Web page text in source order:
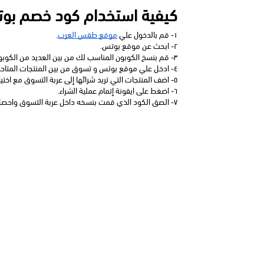
كيفية استخدام كود خصم
١- قم بالدخول علي موقع طقس العرب
٢- ابحث عن موقع بوتس.
٣- قم بنسخ الكوبون المناسب لك من بين العديد من الكوبونات المتاحة على الموقع.
٤- ادخل علي موقع بوتس و تسوق من بين المنتجات المتاحة على الموقع.
٥- اضف المنتجات التي تريد شرائها إلى عربة التسوق مع اختيار الكمية المناسبة لك و حجم العبوة.
٦- اضغط على ايقونة إتمام عملية الشراء.
٧- الصق الكود الذي قمت بنسخه داخل عربة التسوق واحصل على الخصم فور اتمام عملية الشراء.